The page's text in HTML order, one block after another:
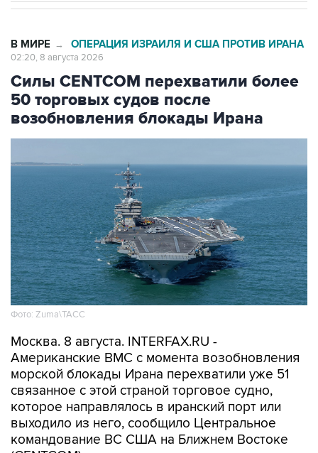
Силы CENTCOM перехватили более
50 торговых судов после
возобновления блокады Ирана
Фото: Zuma\ТАСС
Москва. 8 августа. INTERFAX.RU -
морской блокады Ирана перехватили уже 51
связанное с этой страной торговое судно,
которое направлялось в иранский порт или
выходило из него, сообщило Центральное
командование ВС США на Ближнем Востоке
(CENTCOM).